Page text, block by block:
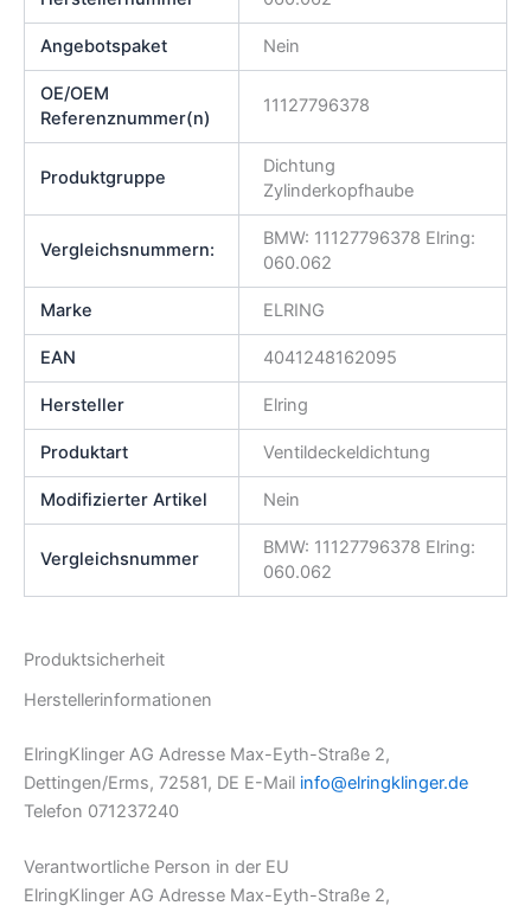
Angebotspaket Nein
OE/OEM
Referenznummer(n)
11127796378
Produktgruppe
Dichtung
Zylinderkopfhaube
Vergleichsnummern:
BMW: 11127796378 Elring:
060.062
Marke ELRING
EAN 4041248162095
Hersteller Elring
Produktart Ventildeckeldichtung
Modifizierter Artikel Nein
Vergleichsnummer
BMW: 11127796378 Elring:
060.062
Produktsicherheit
Herstellerinformationen
ElringKlinger AG Adresse Max-Eyth-Straße 2,
Dettingen/Erms, 72581, DE E-Mail info@elringklinger.de
Telefon 071237240
Verantwortliche Person in der EU
ElringKlinger AG Adresse Max-Eyth-Straße 2,